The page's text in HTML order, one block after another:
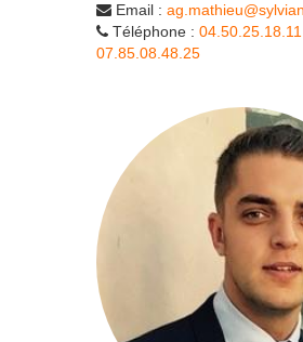
Email :
Téléphone :
07.85.08.48.25